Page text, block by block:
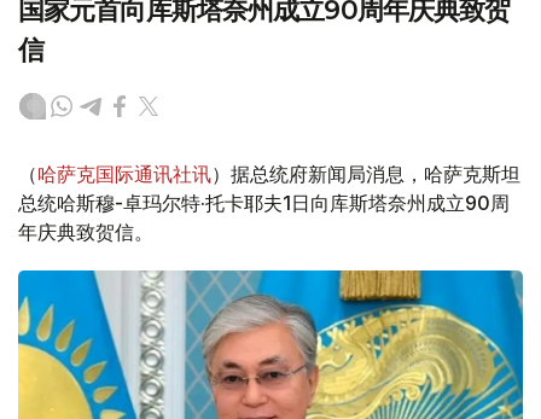
国家元首向库斯塔奈州成立90周年庆典致贺
信
（哈萨克国际通讯社讯）据总统府新闻局消息，哈萨克斯坦
总统哈斯穆-卓玛尔特·托卡耶夫1日向库斯塔奈州成立90周
年庆典致贺信。